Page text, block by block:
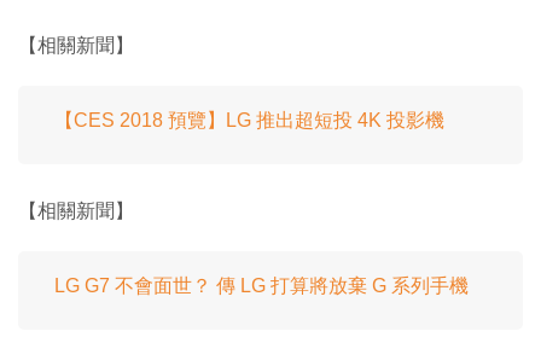
【相關新聞】
【CES 2018 預覽】LG 推出超短投 4K 投影機
【相關新聞】
LG G7 不會面世？ 傳 LG 打算將放棄 G 系列手機